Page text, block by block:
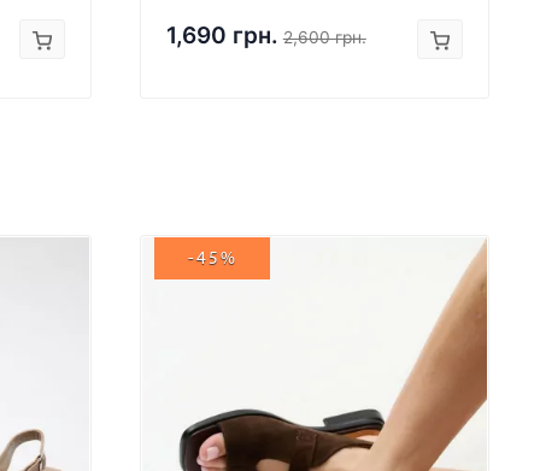
1,690 грн. 2,600 грн.
-45%